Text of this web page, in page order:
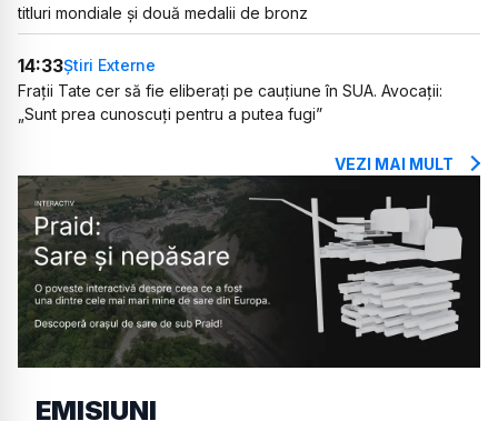
titluri mondiale și două medalii de bronz
14:33Știri Externe
Frații Tate cer să fie eliberați pe cauțiune în SUA. Avocații:
„Sunt prea cunoscuți pentru a putea fugi”
VEZI MAI MULT
EMISIUNI